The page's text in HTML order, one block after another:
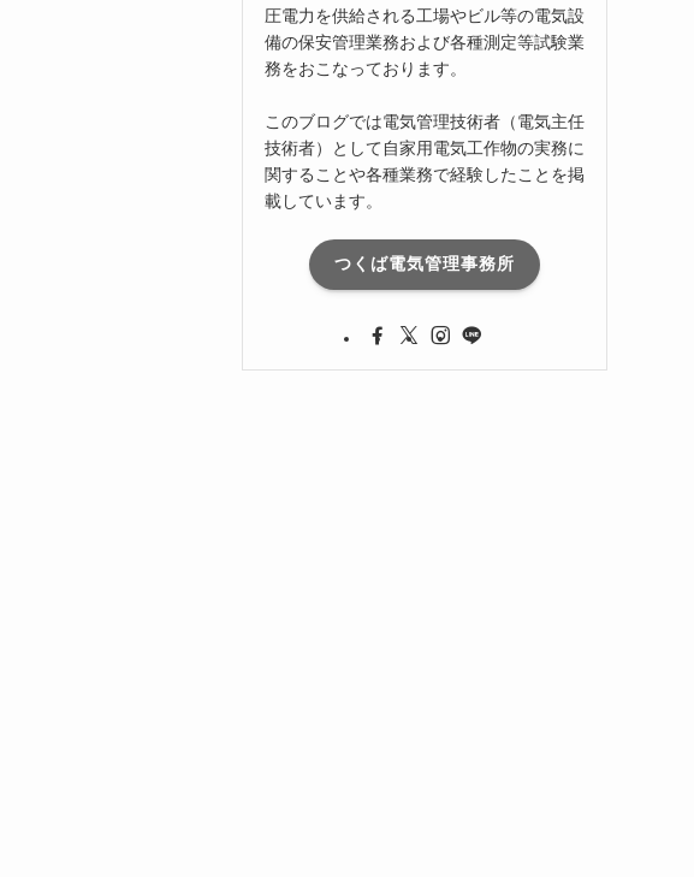
圧電力を供給される工場やビル等の電気設
備の保安管理業務および各種測定等試験業
務をおこなっております。
このブログでは電気管理技術者（電気主任
技術者）として自家用電気工作物の実務に
関することや各種業務で経験したことを掲
載しています。
つくば電気管理事務所